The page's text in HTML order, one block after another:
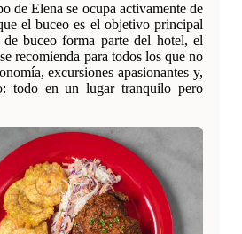
de Elena se ocupa activamente de
el buceo es el objetivo principal
buceo forma parte del hotel, el
recomienda para todos los que no
excursiones apasionantes y,
todo en un lugar tranquilo pero